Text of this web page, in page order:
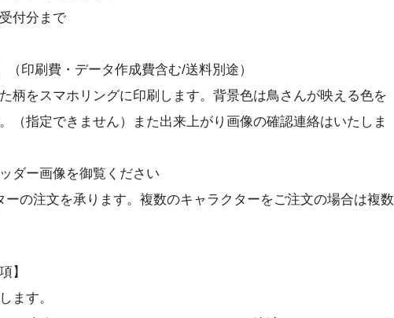
付分まで
（印刷費・データ作成費含む/送料別途）
柄をスマホリングに印刷します。背景色は鳥さんが映える色を
（指定できません）また出来上がり画像の確認連絡はいたしま
ダー画像を御覧ください
ーの注文を承ります。複数のキャラクターをご注文の場合は複数
】
ます。